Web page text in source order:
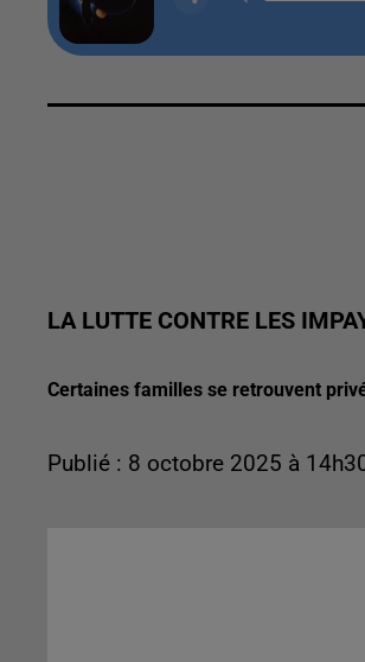
LA LUTTE CONTRE LES
Certaines familles se retrouvent
Publié : 8 octobre 2025 à